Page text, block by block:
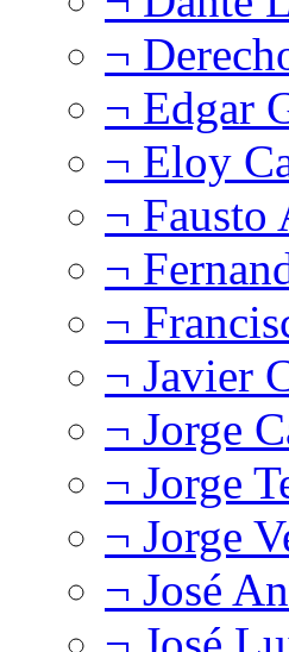
¬
¬ Edgar
¬ Eloy
¬ Fausto
¬
¬
¬ Javier
¬ Jorge
¬ Jorge
¬ Jorge
¬ José